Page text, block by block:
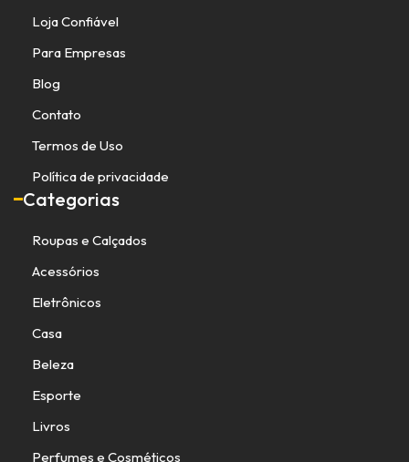
Loja Confiável
Para Empresas
Blog
Contato
Termos de Uso
Política de privacidade
Categorias
Roupas e Calçados
Acessórios
Eletrônicos
Casa
Beleza
Esporte
Livros
Perfumes e Cosméticos